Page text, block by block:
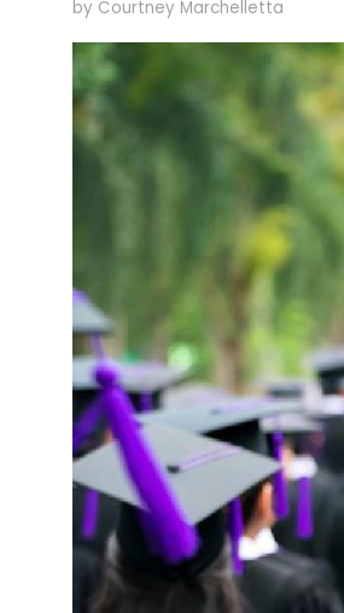
by Courtney Marchelletta